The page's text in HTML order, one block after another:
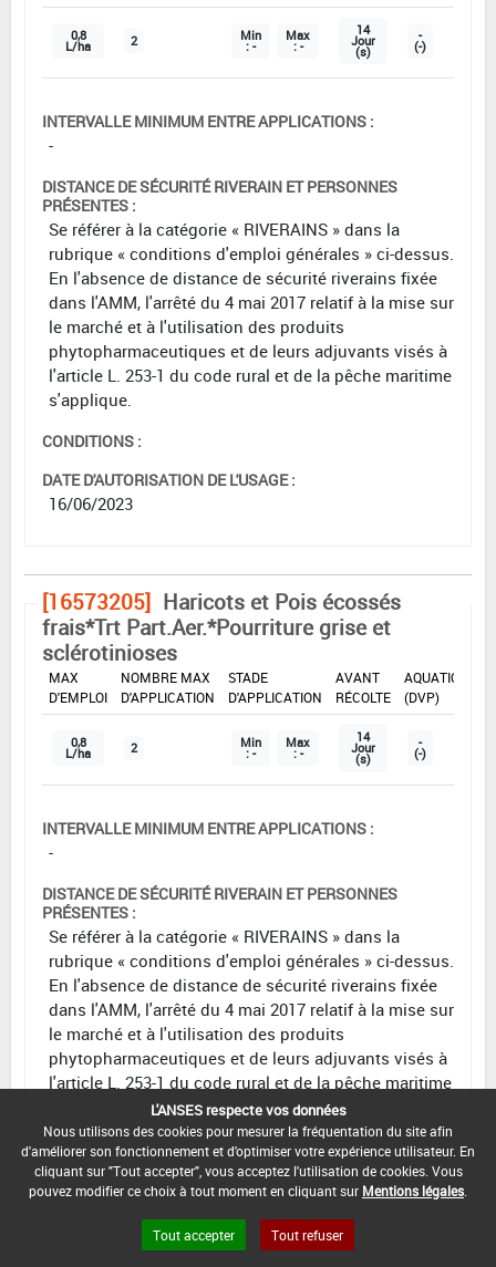
0,8
L/ha 2 Min
: -
Max
: -
14
Jour
(s)
-
(-)
INTERVALLE MINIMUM ENTRE APPLICATIONS :
-
DISTANCE DE SÉCURITÉ RIVERAIN ET PERSONNES
PRÉSENTES :
Se référer à la catégorie « RIVERAINS » dans la
rubrique « conditions d'emploi générales » ci-dessus.
En l'absence de distance de sécurité riverains fixée
dans l'AMM, l'arrêté du 4 mai 2017 relatif à la mise sur
le marché et à l'utilisation des produits
phytopharmaceutiques et de leurs adjuvants visés à
l'article L. 253-1 du code rural et de la pêche maritime
s'applique.
CONDITIONS :
DATE D'AUTORISATION DE L'USAGE :
16/06/2023
[16573205] Haricots et Pois écossés
frais*Trt Part.Aer.*Pourriture grise et
sclérotinioses
DOSE
MAX
D'EMPLOI
NOMBRE MAX
D'APPLICATION
STADE
D'APPLICATION
AVANT
RÉCOLTE
AQUATIQUE
(DVP)
0,8
L/ha 2 Min
: -
Max
: -
14
Jour
(s)
-
(-)
INTERVALLE MINIMUM ENTRE APPLICATIONS :
-
DISTANCE DE SÉCURITÉ RIVERAIN ET PERSONNES
PRÉSENTES :
Se référer à la catégorie « RIVERAINS » dans la
rubrique « conditions d'emploi générales » ci-dessus.
En l'absence de distance de sécurité riverains fixée
dans l'AMM, l'arrêté du 4 mai 2017 relatif à la mise sur
le marché et à l'utilisation des produits
phytopharmaceutiques et de leurs adjuvants visés à
l'article L. 253-1 du code rural et de la pêche maritime
CONDITIONS :
DATE D'AUTORISATION DE L'USAGE :
L'ANSES respecte vos données
Nous utilisons des cookies pour mesurer la fréquentation du site afin
d'améliorer son fonctionnement et d'optimiser votre expérience utilisateur. En
cliquant sur "Tout accepter", vous acceptez l'utilisation de cookies. Vous
pouvez modifier ce choix à tout moment en cliquant sur Mentions légales
Tout accepter Tout refuser